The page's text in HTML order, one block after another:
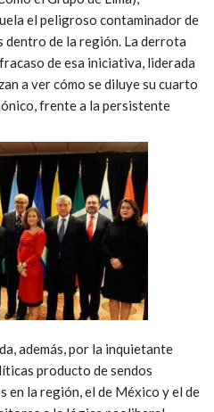
el peligroso contaminador de
dentro de la región. La derrota
de esa iniciativa, liderada
a ver cómo se diluye su cuarto
frente a la persistente
además, por la inquietante
producto de sendos
en la región, el de México y el de